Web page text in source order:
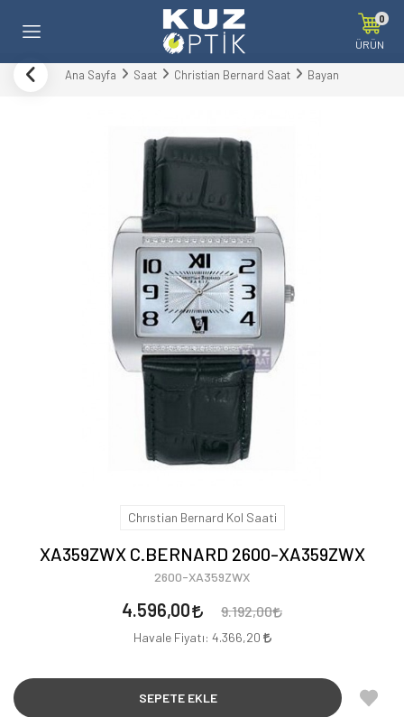
0
ÜRÜN
Ana Sayfa Saat Christian Bernard Saat Bayan
Chrıstian Bernard Kol Saati
XA359ZWX C.BERNARD 2600-XA359ZWX
2600-XA359ZWX
4.596,00 9.192,00
Havale Fiyatı: 4.366,20
SEPETE EKLE